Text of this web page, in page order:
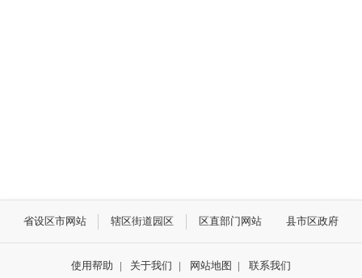
省设区市网站 辖区街道园区 区直部门网站 县市区政府
使用帮助 | 关于我们 | 网站地图 | 联系我们